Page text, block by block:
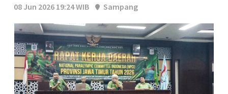
08 Jun 2026 19:24 WIB
Sampang